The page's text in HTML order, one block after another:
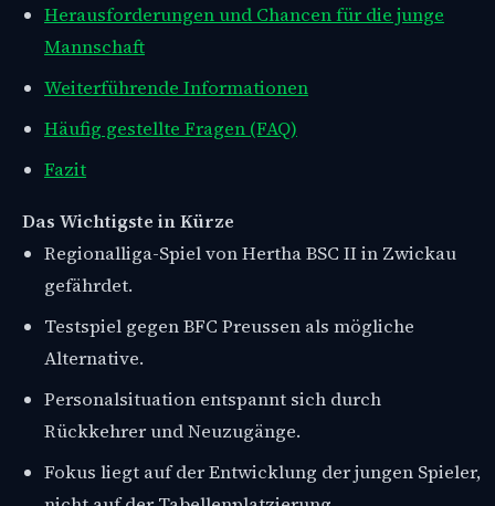
Herausforderungen und Chancen für die junge
Mannschaft
Weiterführende Informationen
Häufig gestellte Fragen (FAQ)
Fazit
Das Wichtigste in Kürze
Regionalliga-Spiel von Hertha BSC II in Zwickau
gefährdet.
Testspiel gegen BFC Preussen als mögliche
Alternative.
Personalsituation entspannt sich durch
Rückkehrer und Neuzugänge.
Fokus liegt auf der Entwicklung der jungen Spieler,